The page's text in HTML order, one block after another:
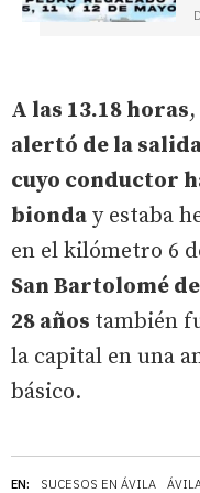
EN: SUCESOS EN ÁVILA
A las 13.18 horas
alertó de la
cuyo conductor
bionda y estaba
en el kilómetro 6
San Bartolomé
28 años también
la capital en una
básico.